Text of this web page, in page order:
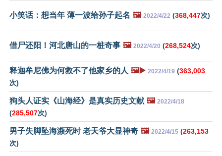
小笑话：想当年 薄一波给孙子起名 🖼️ 2022/4/22 (368,447次)
借尸还阳！河北唐山的一桩奇事 🖼️ 2022/4/20 (268,524次)
释迦牟尼佛为何救不了他家乡的人 🖼️▶️ 2022/4/19 (363,003
次)
狗头人证实《山海经》是真实历史文献 🖼️ 2022/4/18
(285,507次)
男子失脚坠海濒死时 老天爷大显神奇 🖼️ 2022/4/15 (263,153
次)